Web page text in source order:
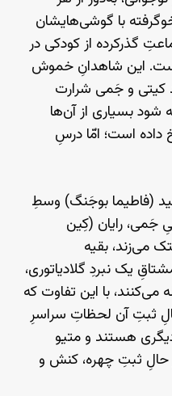
با گوشی‌هایشان
گذرکرده از کودکی در
این شاهدانِ خموش
کیتی و جَمی شرارت
شود بسیاری از آن‌ها
است؛ امّا درسِ
(فاطیما بوجَنگ) وسطِ
رایان (کِین
می‌زند، بقیه‌
یک نبردِ گلادیاتوری،
می‌کنند، با این تفاوت که
ثبتِ آن لحظاتِ سراسرِ
هستند و متیو
حالِ ثبتِ چهره، کنش و